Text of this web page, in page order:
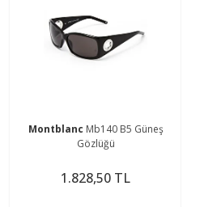
Montblanc Mb140 B5 Güneş
Gözlüğü
1.828,50 TL